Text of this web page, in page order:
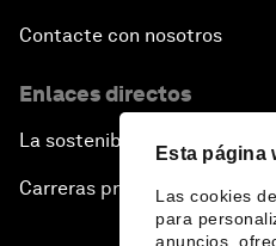
Esta página
Las cookies
para
anuncios,
Contacte con nosotros
Enlaces directos
La sostenibilidad en el Foro
Carreras profesionales